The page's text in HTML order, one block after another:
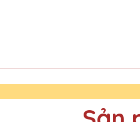
Dịp cuối năm rất nhiều đơn hàng và hầu